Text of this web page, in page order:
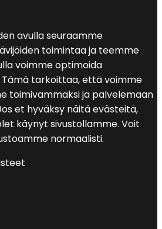
avulla seuraamme
toimintaa ja teemme
voimme optimoida
tarkoittaa, että voimme
toimivammaksi ja palvelemaan
et hyväksy näitä evästeitä,
käynyt sivustollamme. Voit
normaalisti.